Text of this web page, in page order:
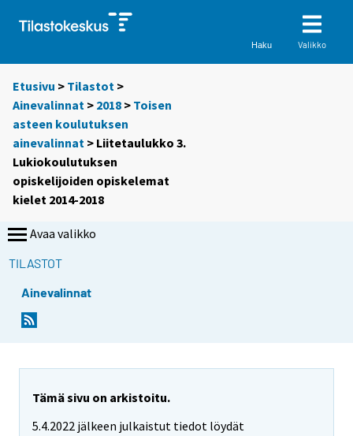
Haku Valikko
Etusivu > Tilastot >
Ainevalinnat > 2018 > Toisen
asteen koulutuksen
ainevalinnat > Liitetaulukko 3.
Lukiokoulutuksen
opiskelijoiden opiskelemat
kielet 2014-2018
Avaa valikko
TILASTOT
Ainevalinnat
Tämä sivu on arkistoitu.
5.4.2022 jälkeen julkaistut tiedot löydät